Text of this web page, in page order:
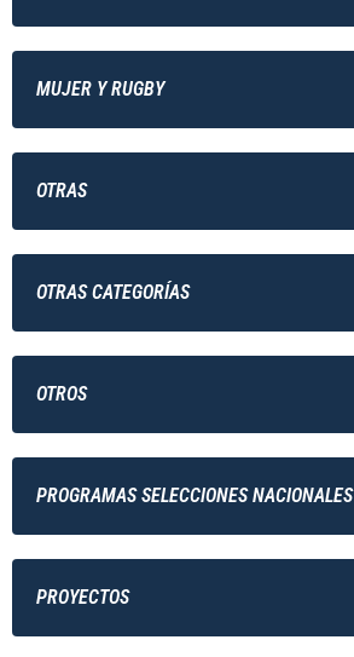
MUJER Y RUGBY
OTRAS
OTRAS CATEGORÍAS
OTROS
PROGRAMAS SELECCIONES NACIONALES
PROYECTOS